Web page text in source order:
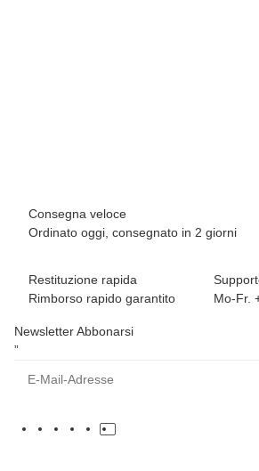
Consegna veloce
Ordinato oggi, consegnato in 2 giorni
Restituzione rapida
Rimborso rapido garantito
Mo-Fr.
Newsletter Abbonarsi
”